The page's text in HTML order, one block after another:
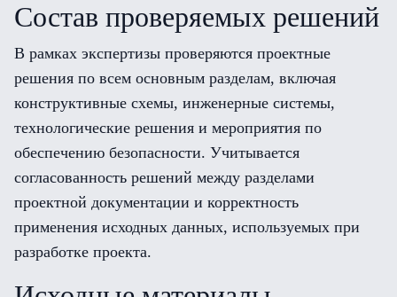
Состав проверяемых решений
В рамках экспертизы проверяются проектные
решения по всем основным разделам, включая
конструктивные схемы, инженерные системы,
технологические решения и мероприятия по
обеспечению безопасности. Учитывается
согласованность решений между разделами
проектной документации и корректность
применения исходных данных, используемых при
разработке проекта.